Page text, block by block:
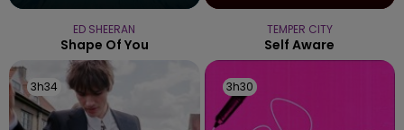
ED SHEERAN
Shape Of You
TEMPER CITY
Self Aware
3h34
3h34 3h30
3h30